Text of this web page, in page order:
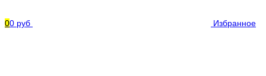
00 руб Избранное